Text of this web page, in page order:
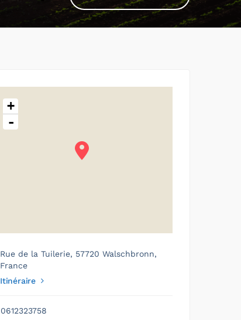
+
-
Rue de la Tuilerie, 57720 Walschbronn,
France
Itinéraire
0612323758